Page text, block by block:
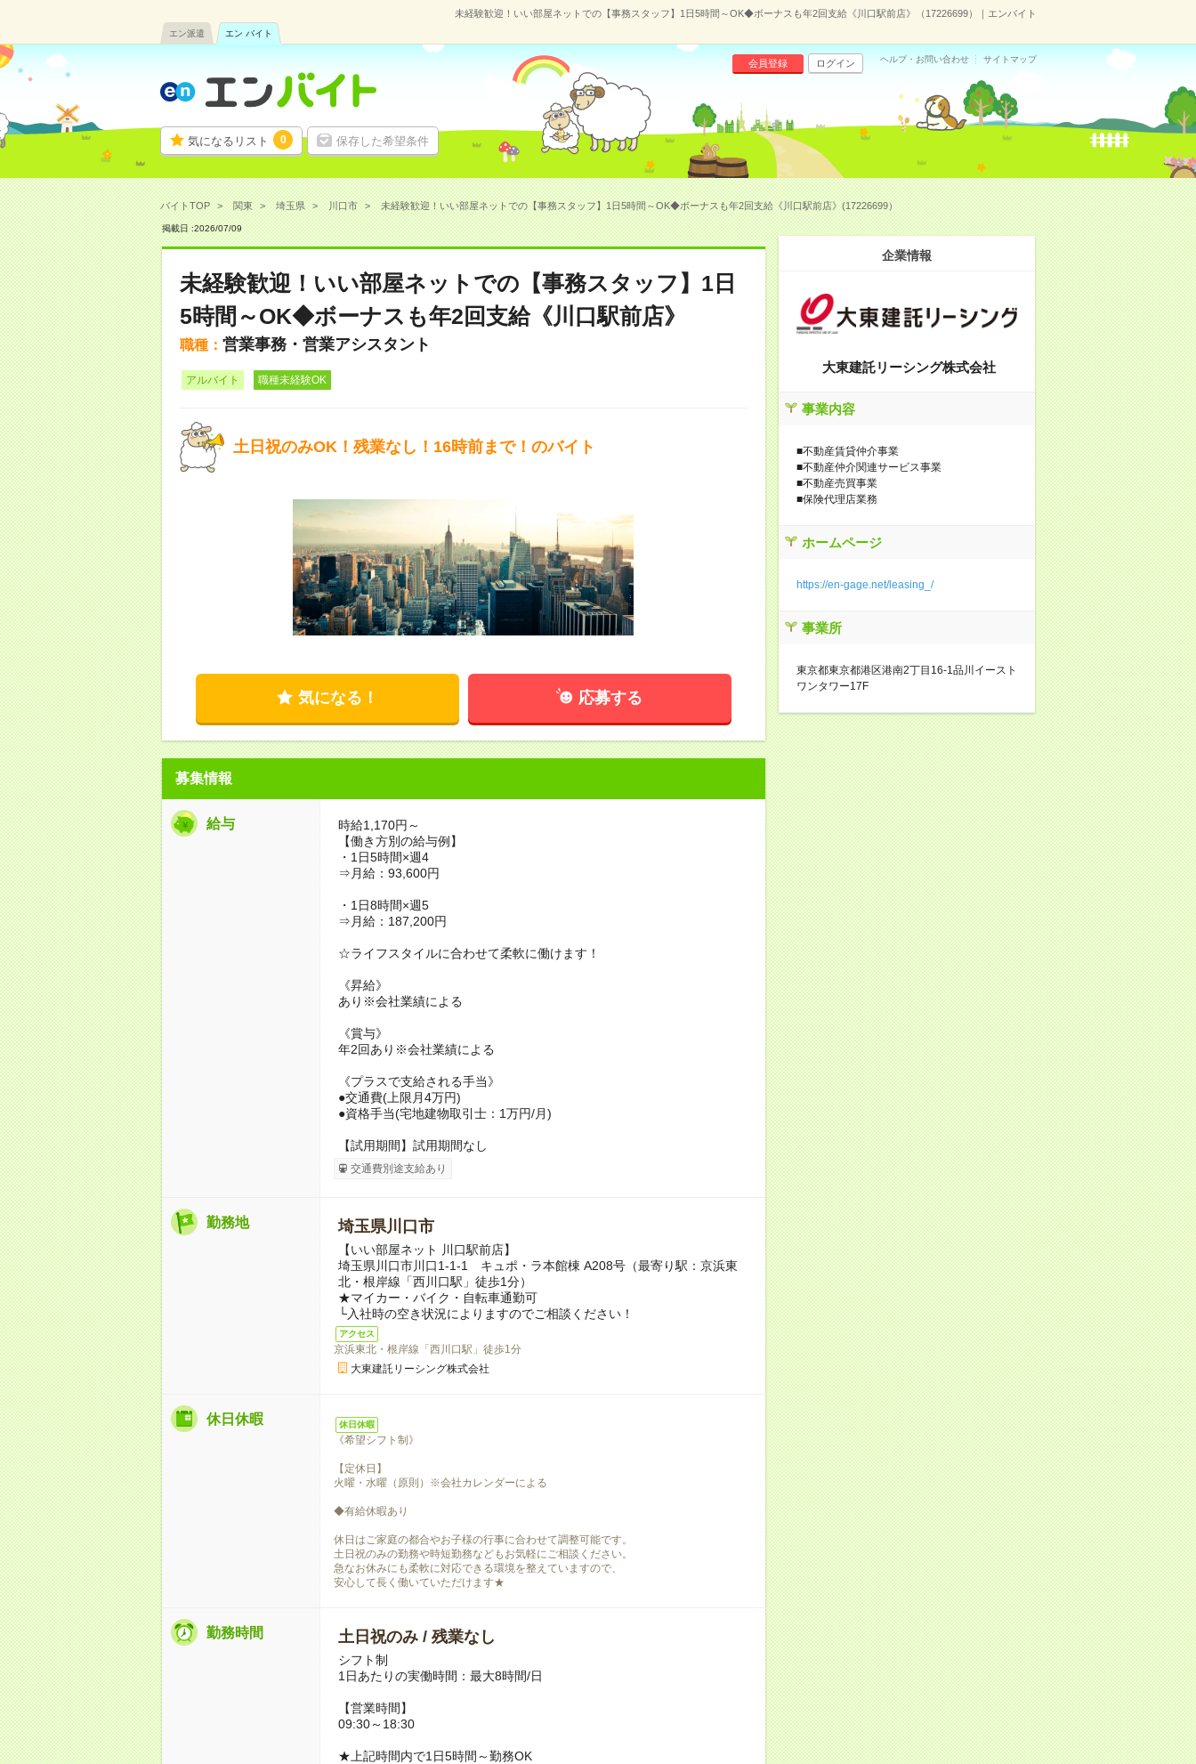
未経験歓迎！いい部屋ネットでの【事務スタッフ】1日5時間～OK◆ボーナスも年2回支給《川口駅前店》（17226699）｜エンバイト
エン派遣 エン バイト
気になるリスト 0 保存した希望条件
会員登録 ログイン ヘルプ・お問い合わせ サイトマップ
バイトTOP 関東 埼玉県 川口市 未経験歓迎！いい部屋ネットでの【事務スタッフ】1日5時間～OK◆ボーナスも年2回支給《川口駅前店》(17226699）
掲載日 :2026/07/09
未経験歓迎！いい部屋ネットでの【事務スタッフ】1日
5時間～OK◆ボーナスも年2回支給《川口駅前店》
職種： 営業事務・営業アシスタント
アルバイト 職種未経験OK
土日祝のみOK！残業なし！16時前まで！のバイト
気になる！ 応募する
募集情報
給与
時給1,170円～
【働き方別の給与例】
・1日5時間×週4
⇒月給：93,600円
・1日8時間×週5
⇒月給：187,200円
☆ライフスタイルに合わせて柔軟に働けます！
《昇給》
あり※会社業績による
《賞与》
年2回あり※会社業績による
《プラスで支給される手当》
●交通費(上限月4万円)
●資格手当(宅地建物取引士：1万円/月)
【試用期間】試用期間なし
交通費別途支給あり
勤務地 埼玉県川口市
【いい部屋ネット 川口駅前店】
埼玉県川口市川口1-1-1 キュポ・ラ本館棟 A208号（最寄り駅：京浜東
北・根岸線「西川口駅」徒歩1分）
★マイカー・バイク・自転車通勤可
└入社時の空き状況によりますのでご相談ください！
アクセス
京浜東北・根岸線「西川口駅」徒歩1分
大東建託リーシング株式会社
休日休暇 休日休暇
《希望シフト制》
【定休日】
火曜・水曜（原則）※会社カレンダーによる
◆有給休暇あり
休日はご家庭の都合やお子様の行事に合わせて調整可能です。
土日祝のみの勤務や時短勤務などもお気軽にご相談ください。
急なお休みにも柔軟に対応できる環境を整えていますので、
安心して長く働いていただけます★
勤務時間 土日祝のみ / 残業なし
シフト制
1日あたりの実働時間：最大8時間/日
【営業時間】
09:30～18:30
★上記時間内で1日5時間～勤務OK
企業情報
大東建託リーシング株式会社
事業内容
■不動産賃貸仲介事業
■不動産仲介関連サービス事業
■不動産売買事業
■保険代理店業務
ホームページ
https://en-gage.net/leasing_/
事業所
東京都東京都港区港南2丁目16-1品川イースト
ワンタワー17F